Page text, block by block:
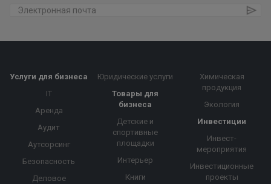
Услуги для бизнеса
IT
Аренда
Аудит
Аутсорсинг
Безопасность
Деловое
Юридические услуги
Товары для
бизнеса
Детские и
спортивные
площадки
Интерьер
Книги
Химическая
продукция
Экология
Инвестиции
Инвест-
мероприятия
Инвестиционные
проекты